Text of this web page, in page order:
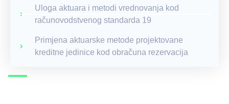
Uloga aktuara i metodi vrednovanja kod
računovodstvenog standarda 19
Primjena aktuarske metode projektovane
kreditne jedinice kod obračuna rezervacija